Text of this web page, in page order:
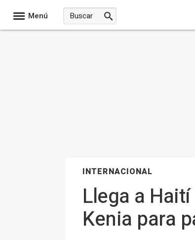
Menú
INTERNACIONAL
Llega a
Kenia para